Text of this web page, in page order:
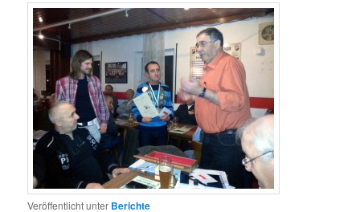
Veröffentlicht unter Berichte